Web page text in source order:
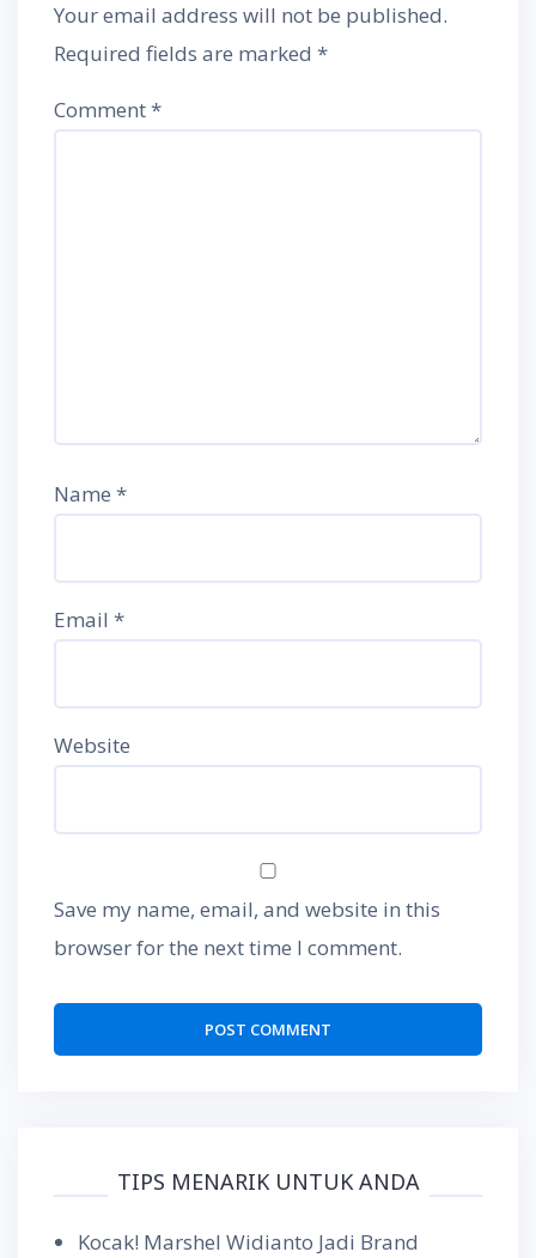
Your email address will not be published.
Required fields are marked *
Comment*
Name *
Email *
Website
Save my name, email, and website in this
browser for the next time I comment.
TIPS MENARIK UNTUK ANDA
Kocak! Marshel Widianto Jadi Brand